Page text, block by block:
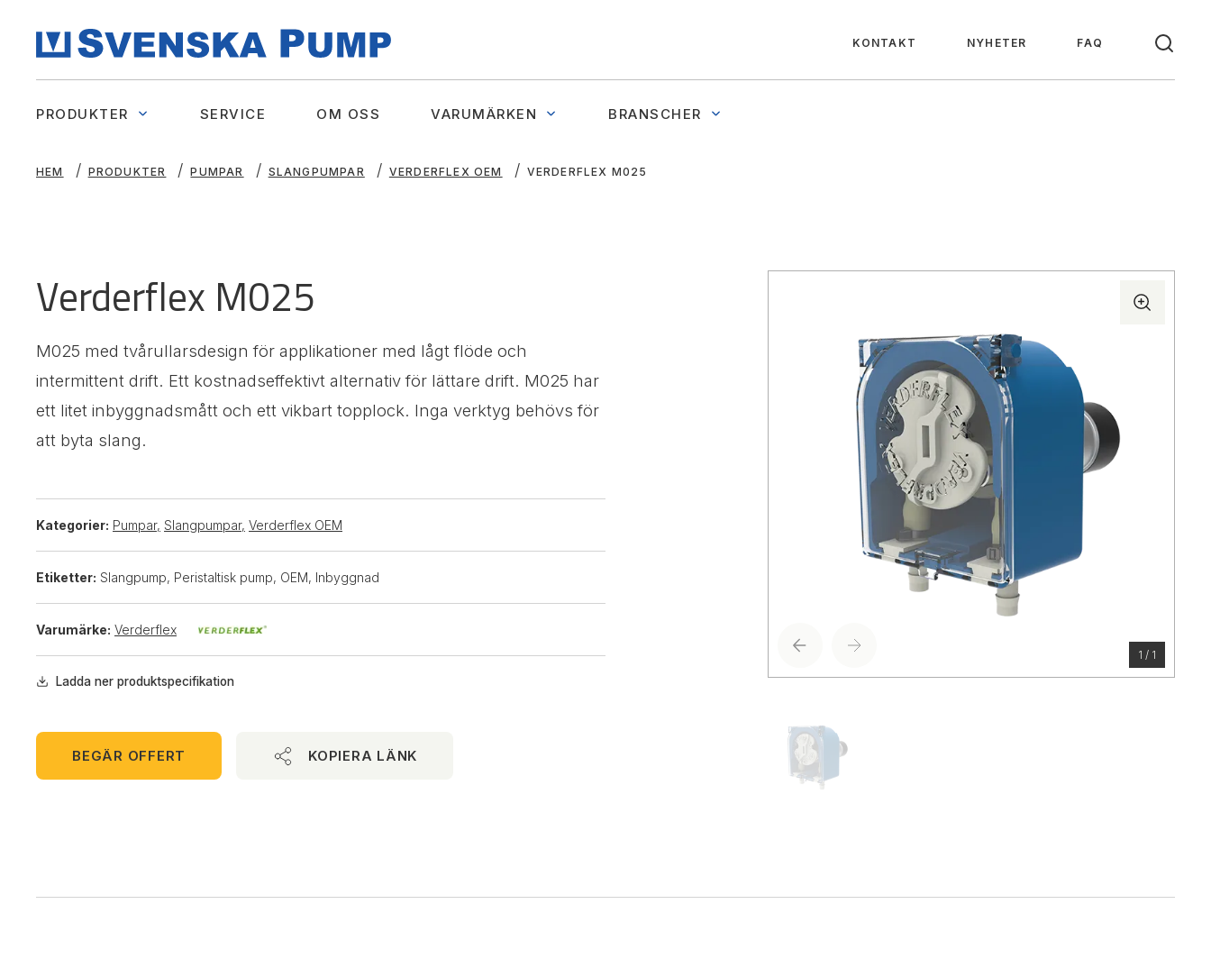
KONTAKT NYHETER FAQ
PRODUKTER SERVICE OM OSS VARUMÄRKEN BRANSCHER
HEM PRODUKTER PUMPAR SLANGPUMPAR VERDERFLEX OEM VERDERFLEX M025
Verderflex M025
M025 med tvårullarsdesign för applikationer med lågt flöde och
intermittent drift. Ett kostnadseffektivt alternativ för lättare drift. M025 har
ett litet inbyggnadsmått och ett vikbart topplock. Inga verktyg behövs för
att byta slang.
Kategorier: Pumpar, Slangpumpar, Verderflex OEM
Etiketter: Slangpump, Peristaltisk pump, OEM, Inbyggnad
Varumärke: Verderflex
Ladda ner produktspecifikation
1 / 1
BEGÄR OFFERT KOPIERA LÄNK